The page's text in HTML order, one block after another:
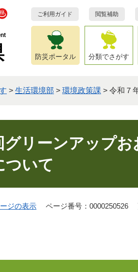
ご利用ガイド 閲覧補助
防災ポータル 分類でさがす
> 生活環境部 > 環境政策課 > 令和７
グリーンアップお
ついて
ジの表示 ページ番号：0000250526